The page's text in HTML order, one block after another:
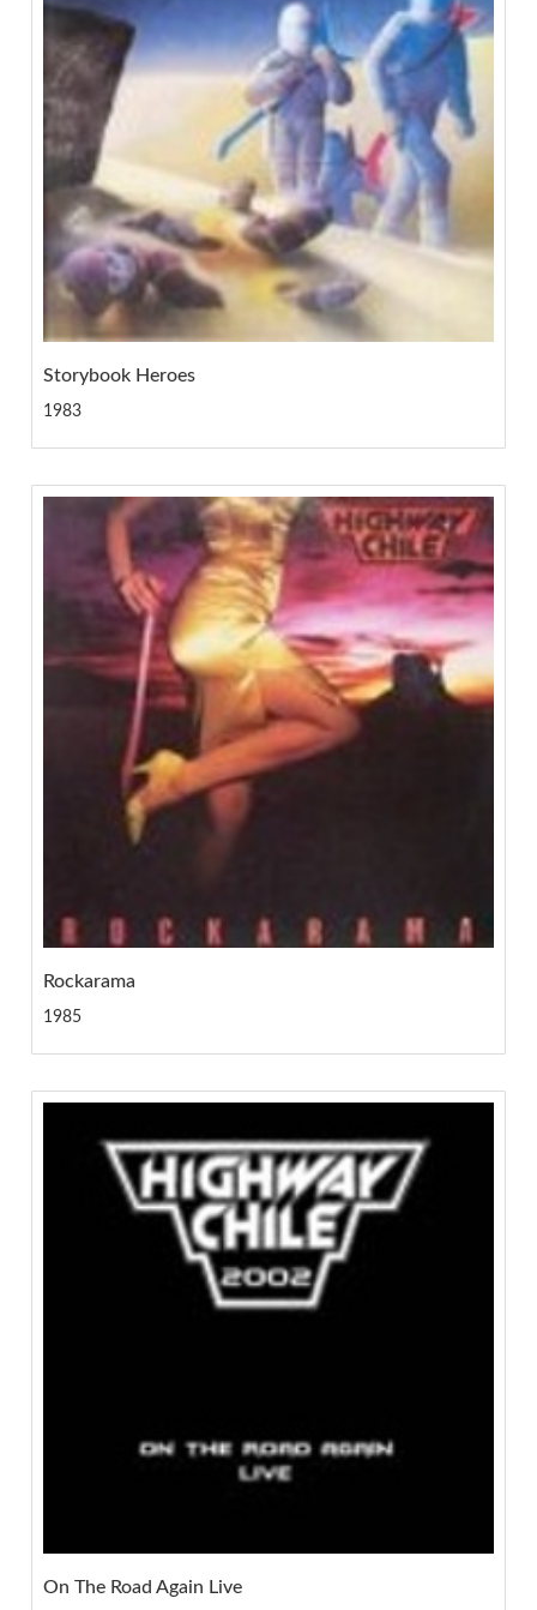
Storybook Heroes
1983
Rockarama
1985
On The Road Again Live